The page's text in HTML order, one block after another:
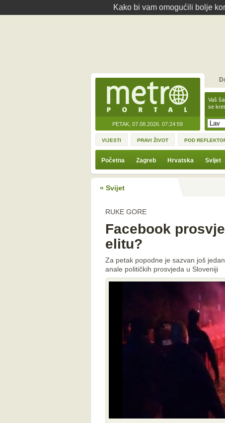
Kako bi vam omogućili bolje
PETAK, 07.08.2026. 07:24:59
Vaš
se
VIJESTI PRAVI ŽIVOT POD
Početna Zagreb Hrvatska Svijet
« Svijet
RUKE GORE
Facebook
elitu?
Za petak popodne je sazvan još
anale političkih prosvjeda u Sloveniji